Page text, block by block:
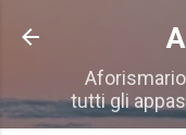
tutti gli